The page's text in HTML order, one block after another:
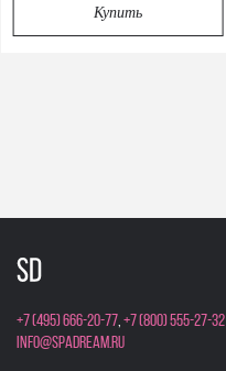
Купить
+7 (495) 666-20-77,+7 (800) 555-27-32
info@spadream.ru